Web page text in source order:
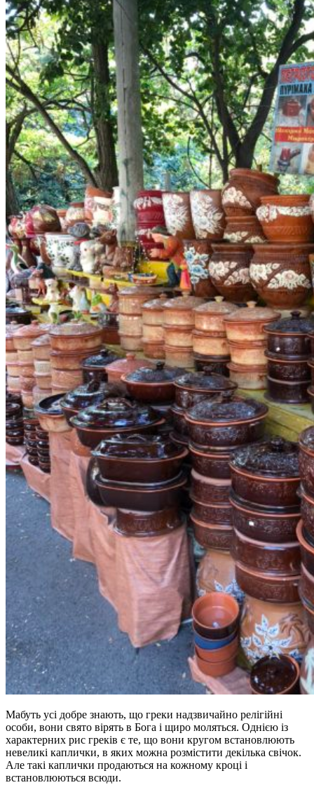
Мабуть усі добре знають, що греки надзвичайно релігійні
особи, вони свято вірять в Бога і щиро моляться. Однією із
характерних рис греків є те, що вони кругом встановлюють
невеликі каплички, в яких можна розмістити декілька свічок.
Але такі каплички продаються на кожному кроці і
встановлюються всюди.